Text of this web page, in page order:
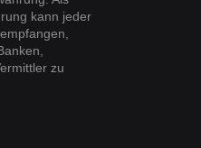
kann jeder
zu